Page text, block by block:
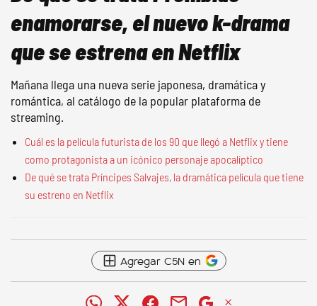
enamorarse, el nuevo k-drama
que se estrena en Netflix
Mañana llega una nueva serie japonesa, dramática y
romántica, al catálogo de la popular plataforma de
streaming.
Cuál es la película futurista de los 90 que llegó a Netflix y tiene
como protagonista a un icónico personaje apocalíptico
De qué se trata Príncipes Salvajes, la dramática película que tiene
su estreno en Netflix
Agregar C5N en